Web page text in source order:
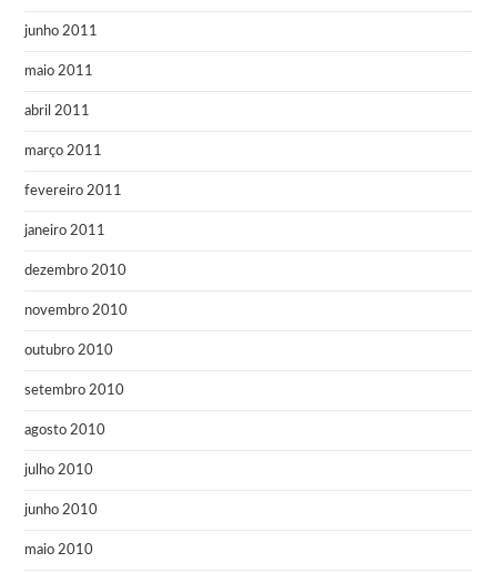
junho 2011
maio 2011
abril 2011
março 2011
fevereiro 2011
janeiro 2011
dezembro 2010
novembro 2010
outubro 2010
setembro 2010
agosto 2010
julho 2010
junho 2010
maio 2010